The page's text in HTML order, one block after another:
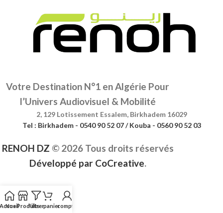
Votre Destination N°1 en Algérie Pour
l’Univers Audiovisuel & Mobilité
2, 129 Lotissement Essalem, Birkhadem 16029
Tel : Birkhadem - 0540 90 52 07 / Kouba - 0560 90 52 03
RENOH DZ ©2026 Tous droits réservés
Développé par CoCreative.
Accueil
Nos Produits
Filtrerpaniercompte